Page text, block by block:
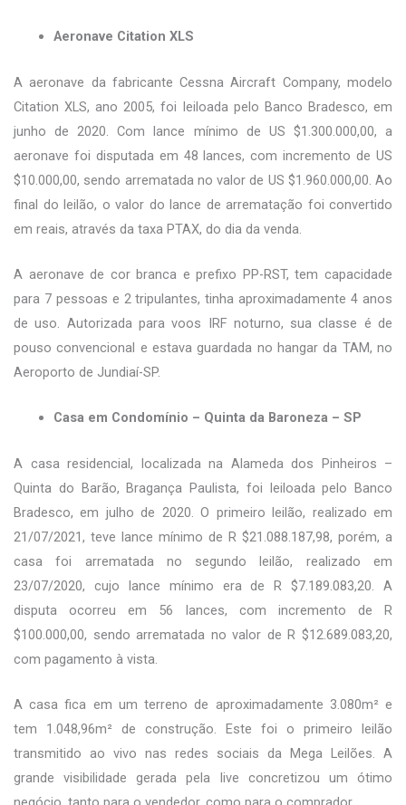
Aeronave Citation XLS
A aeronave da fabricante Cessna Aircraft Company, modelo
Citation XLS, ano 2005, foi leiloada pelo Banco Bradesco, em
junho de 2020. Com lance mínimo de US $1.300.000,00, a
aeronave foi disputada em 48 lances, com incremento de US
$10.000,00, sendo arrematada no valor de US $1.960.000,00. Ao
final do leilão, o valor do lance de arrematação foi convertido
em reais, através da taxa PTAX, do dia da venda.
A aeronave de cor branca e prefixo PP-RST, tem capacidade
para 7 pessoas e 2 tripulantes, tinha aproximadamente 4 anos
de uso. Autorizada para voos IRF noturno, sua classe é de
pouso convencional e estava guardada no hangar da TAM, no
Aeroporto de Jundiaí-SP.
Casa em Condomínio – Quinta da Baroneza – SP
A casa residencial, localizada na Alameda dos Pinheiros –
Quinta do Barão, Bragança Paulista, foi leiloada pelo Banco
Bradesco, em julho de 2020. O primeiro leilão, realizado em
21/07/2021, teve lance mínimo de R $21.088.187,98, porém, a
casa foi arrematada no segundo leilão, realizado em
23/07/2020, cujo lance mínimo era de R $7.189.083,20. A
disputa ocorreu em 56 lances, com incremento de R
$100.000,00, sendo arrematada no valor de R $12.689.083,20,
com pagamento à vista.
A casa fica em um terreno de aproximadamente 3.080m² e
tem 1.048,96m² de construção. Este foi o primeiro leilão
transmitido ao vivo nas redes sociais da Mega Leilões. A
grande visibilidade gerada pela live concretizou um ótimo